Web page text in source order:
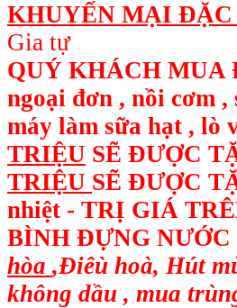
KHUYẾN MẠI
Gia tự
QUÝ KHÁCH MUA
ngoại đơn , nồi cơm ,
máy làm sữa hạt , lò
TRIỆU SẼ ĐƯỢC
TRIỆU SẼ ĐƯỢC
nhiệt - TRỊ GIÁ
BÌNH ĐỰNG NƯỚC
hòa ,Điêù hoà, Hút
không dầu , mua